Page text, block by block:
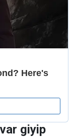
giyip